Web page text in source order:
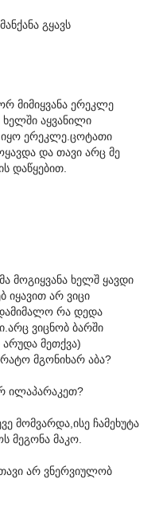
გყავს
მიმიყვანა ერეკლე
ხელში აყვანილი
იყო ერეკლე.ცოტათი
და თავი არც მე
დაწყებით.
მოგიყვანა ხელშ ყავდი
იყავით არ ვიცი
რა დედა
ვიცნობ ბარში
არუდა მეთქვა)
მგონიხარ აბა?
ილაპარაკეთ?
მომვარდა,ისე ჩამეხუტა
მეგონა მაკო.
არ ვნერვიულობ